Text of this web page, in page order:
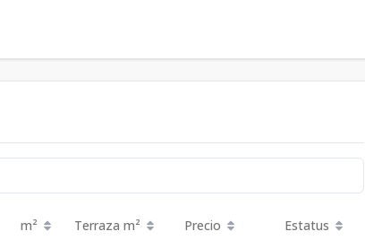
m² Terraza m² Precio Estatus